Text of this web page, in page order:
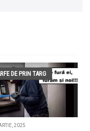
DE PRIN TARG
2025